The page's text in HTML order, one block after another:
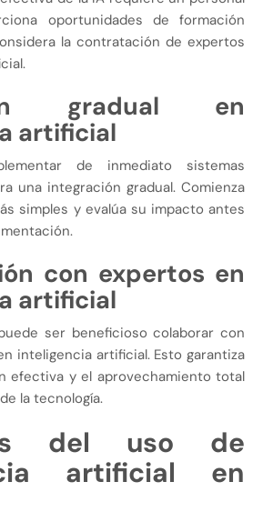
oportunidades de formación
la contratación de expertos
gradual en
artificial
de inmediato sistemas
una integración gradual. Comienza
simples y evalúa su impacto antes
con expertos en
artificial
ser beneficioso colaborar con
inteligencia artificial. Esto garantiza
efectiva y el aprovechamiento total
la tecnología.
del uso de
artificial en